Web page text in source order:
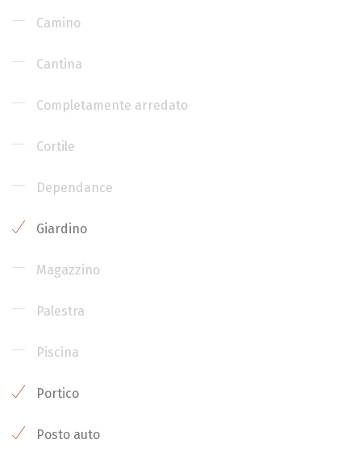
Camino
Cantina
Completamente arredato
Cortile
Dependance
Giardino
Magazzino
Palestra
Piscina
Portico
Posto auto